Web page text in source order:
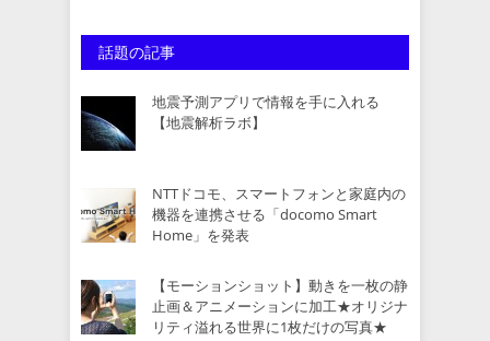
話題の記事
地震予測アプリで情報を手に入れる
【地震解析ラボ】
NTTドコモ、スマートフォンと家庭内の
機器を連携させる「docomo Smart
Home」を発表
【モーションショット】動きを一枚の静
止画＆アニメーションに加工★オリジナ
リティ溢れる世界に1枚だけの写真★